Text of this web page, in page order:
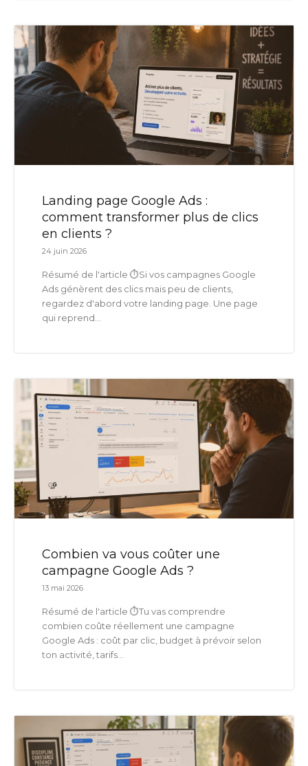
Landing page Google Ads :
comment transformer plus de clics
en clients ?
24 juin 2026
Résumé de l'article ⏱️Si vos campagnes Google
Ads génèrent des clics mais peu de clients,
regardez d'abord votre landing page. Une page
qui reprend...
Combien va vous coûter une
campagne Google Ads ?
13 mai 2026
Résumé de l'article ⏱️Tu vas comprendre
combien coûte réellement une campagne
Google Ads : coût par clic, budget à prévoir selon
ton activité, tarifs...